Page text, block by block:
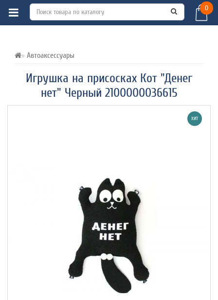
0
Автоаксессуары
Игрушка на присосках Кот "Денег
нет" Черный 2100000036615
ВСЕ О ТОВАРЕ ХАРАКТЕРИСТИКИ
ХИТ